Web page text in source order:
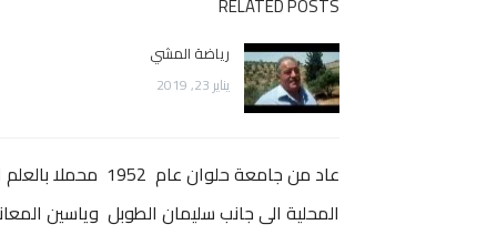
رياضة المشي
يناير 23, 2019
عاد من جامعة
المحلية الى جانب سليمان الطوبل وياسين